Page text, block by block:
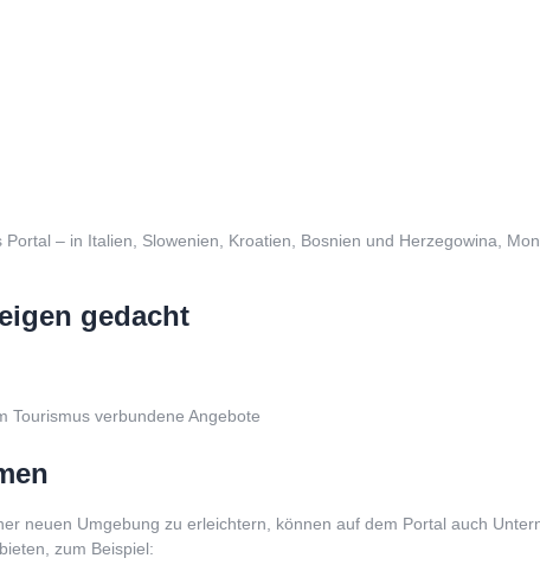
– in Italien, Slowenien, Kroatien, Bosnien und Herzegowina,
gedacht
Tourismus verbundene Angebote
neuen Umgebung zu erleichtern, können auf dem Portal auch
zum Beispiel: